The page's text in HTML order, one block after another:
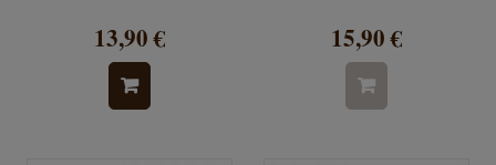
13,90 € 15,90 €